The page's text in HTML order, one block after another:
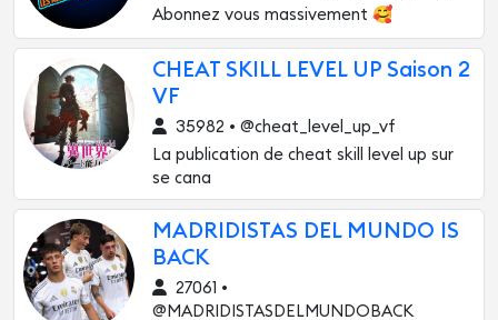
Abonnez vous massivement 🥰
CHEAT SKILL LEVEL UP Saison 2
VF
35982 • @cheat_level_up_vf
La publication de cheat skill level up sur
se cana
MADRIDISTAS DEL MUNDO IS
BACK
27061 •
@MADRIDISTASDELMUNDOBACK